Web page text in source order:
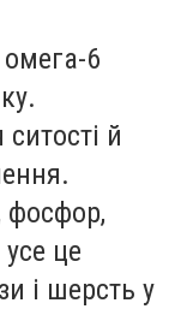
6
й
фосфор,
це
і шерсть у